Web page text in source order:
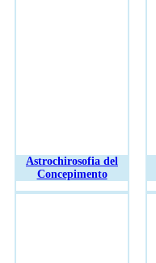
Astrochirosofia del
Concepimento